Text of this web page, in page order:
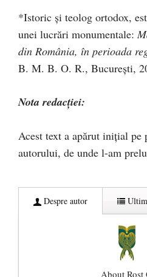
*Istoric și teolog ortodox,
unei lucrări monumentale:
din România, în perioada
B. M. B. O. R., Bucureşti,
Nota redacției:
Acest text a apărut inițial pe
autorului, de unde l-am
Despre autor
About Rost